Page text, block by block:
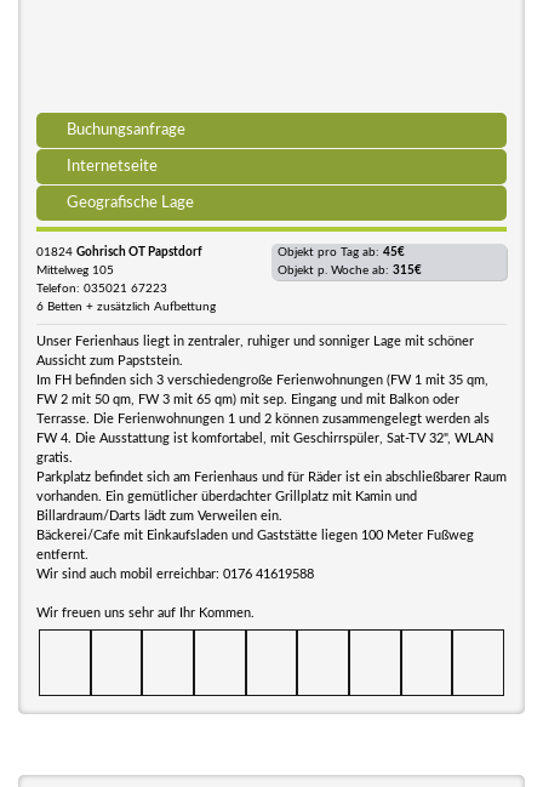
Buchungsanfrage
Internetseite
Geografische Lage
01824 Gohrisch OT Papstdorf
Mittelweg 105
Telefon: 035021 67223
6 Betten + zusätzlich Aufbettung
Objekt pro Tag ab: 45€
Objekt p. Woche ab: 315€
Unser Ferienhaus liegt in zentraler, ruhiger und sonniger Lage mit schöner
Aussicht zum Papststein.
Im FH befinden sich 3 verschiedengroße Ferienwohnungen (FW 1 mit 35 qm,
FW 2 mit 50 qm, FW 3 mit 65 qm) mit sep. Eingang und mit Balkon oder
Terrasse. Die Ferienwohnungen 1 und 2 können zusammengelegt werden als
FW 4. Die Ausstattung ist komfortabel, mit Geschirrspüler, Sat-TV 32", WLAN
gratis.
Parkplatz befindet sich am Ferienhaus und für Räder ist ein abschließbarer Raum
vorhanden. Ein gemütlicher überdachter Grillplatz mit Kamin und
Billardraum/Darts lädt zum Verweilen ein.
Bäckerei/Cafe mit Einkaufsladen und Gaststätte liegen 100 Meter Fußweg
entfernt.
Wir sind auch mobil erreichbar: 0176 41619588
Wir freuen uns sehr auf Ihr Kommen.